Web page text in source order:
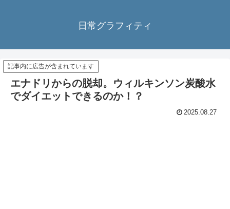
日常グラフィティ
記事内に広告が含まれています
エナドリからの脱却。ウィルキンソン炭酸水
でダイエットできるのか！？
2025.08.27